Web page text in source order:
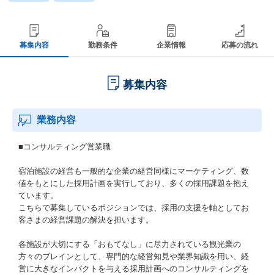
募集内容 勤務条件 企業情報 応募の流れ
募集内容
業務内容
■コンサルティング営業職
宿泊施設の経営も一般的な企業の経営同様にマーケティング、数
値をもとにした採用計画を実行しており、多くの採用課題を抱え
ています。
こちらで募集しているポジションでは、採用の支援を軸としてお
客さまの経営課題の解決を担います。
各施設が大切にする「おもてなし」に尽力されている観光業の
方々のブレインとして、専門的な経営知見や業界知識を用い、経
営に大きなインパクトを与える採用計画へのコンサルティングを